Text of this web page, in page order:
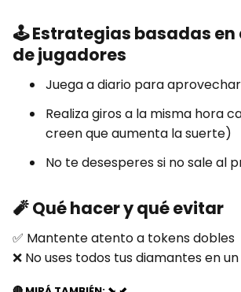
🕹️Estrategias basadas en
de jugadores
Juega a diario para
Realiza giros a la misma hora
creen que aumenta la suerte)
No te desesperes si no sale al
🧨Qué hacer y qué evitar
✅ Mantente atento a tokens dobles
❌ No uses todos tus diamantes en